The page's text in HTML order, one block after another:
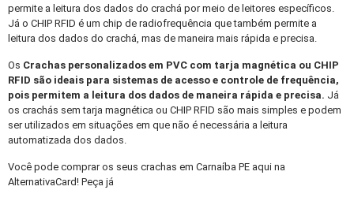
permite a leitura dos dados do crachá por meio de leitores específicos.
Já o CHIP RFID é um chip de radiofrequência que também permite a
leitura dos dados do crachá, mas de maneira mais rápida e precisa.
Os Crachas personalizados em PVC com tarja magnética ou CHIP
RFID são ideais para sistemas de acesso e controle de frequência,
pois permitem a leitura dos dados de maneira rápida e precisa. Já
os crachás sem tarja magnética ou CHIP RFID são mais simples e podem
ser utilizados em situações em que não é necessária a leitura
automatizada dos dados.
Você pode comprar os seus crachas em Carnaíba PE aqui na
AlternativaCard! Peça já